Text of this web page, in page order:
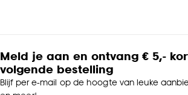
Meld je aan en ontvang € 5,-
volgende bestelling
Blijf per e-mail op de hoogte van leuke